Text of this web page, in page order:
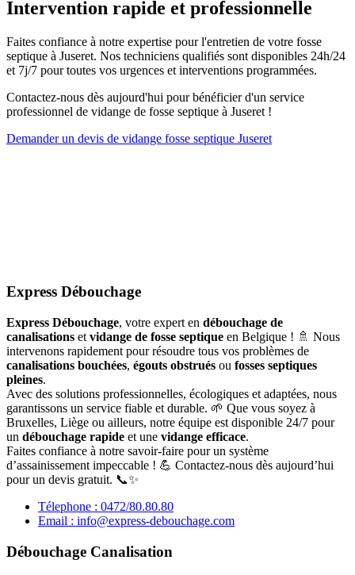
Intervention rapide et professionnelle
Faites confiance à notre expertise pour l'entretien de votre fosse
septique à Juseret. Nos techniciens qualifiés sont disponibles 24h/24
et 7j/7 pour toutes vos urgences et interventions programmées.
Contactez-nous dès aujourd'hui pour bénéficier d'un service
professionnel de vidange de fosse septique à Juseret !
Demander un devis de vidange fosse septique Juseret
Express Débouchage
Express Débouchage, votre expert en débouchage de
canalisations et vidange de fosse septique en Belgique ! 🚿 Nous
intervenons rapidement pour résoudre tous vos problèmes de
canalisations bouchées, égouts obstrués ou fosses septiques
pleines.
Avec des solutions professionnelles, écologiques et adaptées, nous
garantissons un service fiable et durable. 🌱 Que vous soyez à
Bruxelles, Liège ou ailleurs, notre équipe est disponible 24/7 pour
un débouchage rapide et une vidange efficace.
Faites confiance à notre savoir-faire pour un système
d’assainissement impeccable ! 💪 Contactez-nous dès aujourd’hui
pour un devis gratuit. 📞✨
Télephone : 0472/80.80.80
Email : info@express-debouchage.com
Débouchage Canalisation